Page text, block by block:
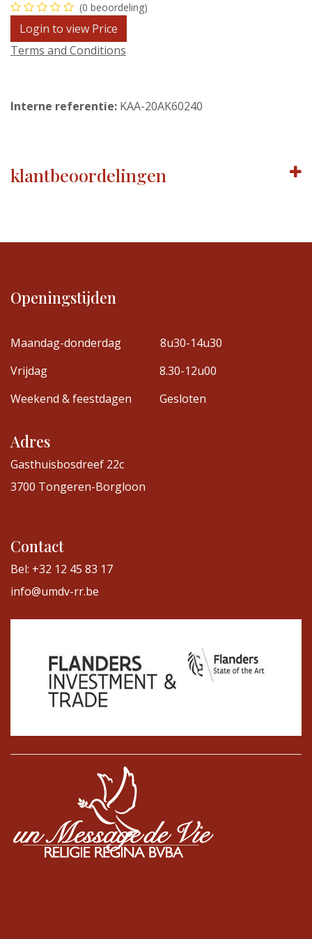
(0 beoordeling)
Login to view Price
Terms and Conditions
Interne referentie: KAA-20AK60240
klantbeoordelingen
Openingstijden
Maandag-donderdag
8u30-14u30
Vrijdag
8.30-12u00
Weekend & feestdagen
Gesloten
Adres
Gasthuisbosdreef 22c
3700 Tongeren-Borgloon
Contact
Bel: +32 12 45 83 17
info@umdv-rr.be